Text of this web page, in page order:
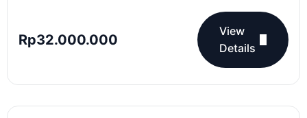
Rp32.000.000
View
Details